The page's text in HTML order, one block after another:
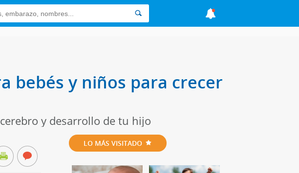
bebés y niños para crecer
y desarrollo de tu hijo
LO MÁS VISITADO